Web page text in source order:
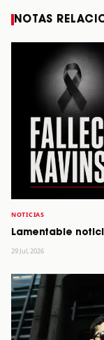
NOTAS
NOTICIAS
Lamentable
29 Jul, 2026